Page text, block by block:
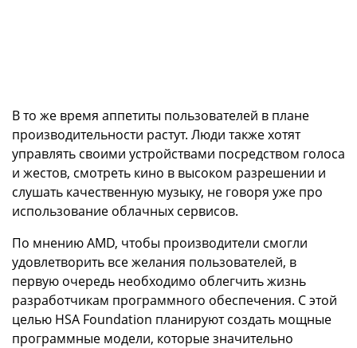
В то же время аппетиты пользователей в плане
производительности растут. Люди также хотят
управлять своими устройствами посредством голоса
и жестов, смотреть кино в высоком разрешении и
слушать качественную музыку, не говоря уже про
использование облачных сервисов.
По мнению AMD, чтобы производители смогли
удовлетворить все желания пользователей, в
первую очередь необходимо облегчить жизнь
разработчикам программного обеспечения. С этой
целью HSA Foundation планируют создать мощные
программные модели, которые значительно